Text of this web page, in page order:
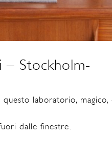
– Stockholm-
laboratorio,
dalle finestre.